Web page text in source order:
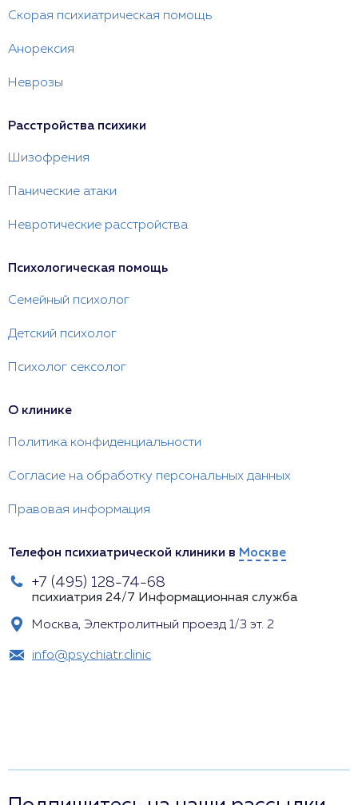
Скорая психиатрическая помощь
Анорексия
Неврозы
Расстройства психики
Шизофрения
Панические атаки
Невротические расстройства
Психологическая помощь
Семейный психолог
Детский психолог
Психолог сексолог
О клинике
Политика конфиденциальности
Согласие на обработку персональных данных
Правовая информация
Телефон психиатрической клиники в Москве
+7 (495) 128-74-68
психиатрия 24/7 Информационная служба
Москва, Электролитный проезд 1/3 эт. 2
info@psychiatr.clinic